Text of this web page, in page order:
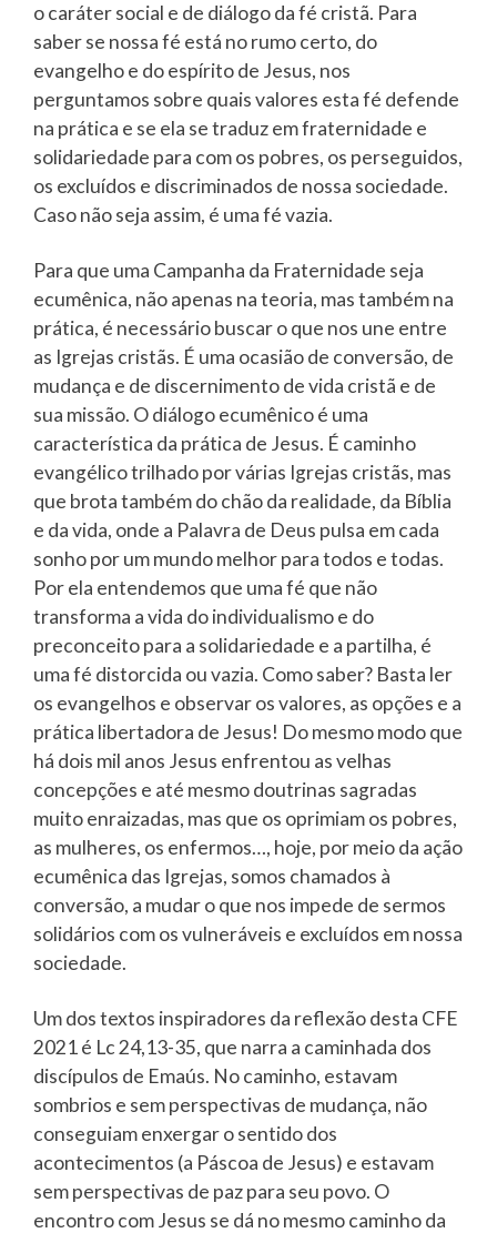
o caráter social e de diálogo da fé cristã. Para
saber se nossa fé está no rumo certo, do
evangelho e do espírito de Jesus, nos
perguntamos sobre quais valores esta fé defende
na prática e se ela se traduz em fraternidade e
solidariedade para com os pobres, os perseguidos,
os excluídos e discriminados de nossa sociedade.
Caso não seja assim, é uma fé vazia.
Para que uma Campanha da Fraternidade seja
ecumênica, não apenas na teoria, mas também na
prática, é necessário buscar o que nos une entre
as Igrejas cristãs. É uma ocasião de conversão, de
mudança e de discernimento de vida cristã e de
sua missão. O diálogo ecumênico é uma
característica da prática de Jesus. É caminho
evangélico trilhado por várias Igrejas cristãs, mas
que brota também do chão da realidade, da Bíblia
e da vida, onde a Palavra de Deus pulsa em cada
sonho por um mundo melhor para todos e todas.
Por ela entendemos que uma fé que não
transforma a vida do individualismo e do
preconceito para a solidariedade e a partilha, é
uma fé distorcida ou vazia. Como saber? Basta ler
os evangelhos e observar os valores, as opções e a
prática libertadora de Jesus! Do mesmo modo que
há dois mil anos Jesus enfrentou as velhas
concepções e até mesmo doutrinas sagradas
muito enraizadas, mas que os oprimiam os pobres,
as mulheres, os enfermos…, hoje, por meio da ação
ecumênica das Igrejas, somos chamados à
conversão, a mudar o que nos impede de sermos
solidários com os vulneráveis e excluídos em nossa
sociedade.
Um dos textos inspiradores da reflexão desta CFE
2021 é Lc 24,13-35, que narra a caminhada dos
discípulos de Emaús. No caminho, estavam
sombrios e sem perspectivas de mudança, não
conseguiam enxergar o sentido dos
acontecimentos (a Páscoa de Jesus) e estavam
sem perspectivas de paz para seu povo. O
encontro com Jesus se dá no mesmo caminho da